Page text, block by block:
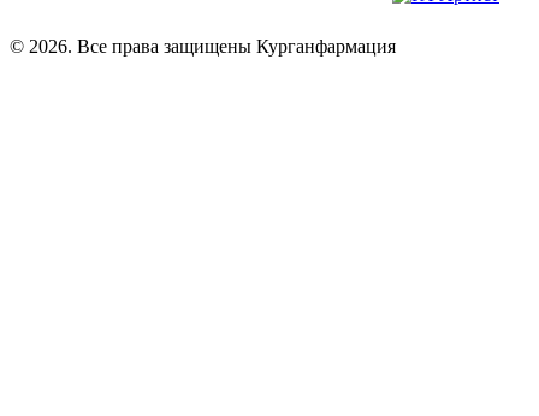
© 2026. Все права защищены Курганфармация